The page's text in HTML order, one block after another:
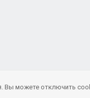
Вы можете отключить